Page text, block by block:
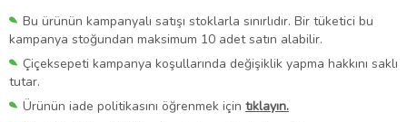
Bu ürünün kampanyalı satışı stoklarla sınırlıdır. Bir tüketici bu
kampanya stoğundan maksimum 10 adet satın alabilir.
Çiçeksepeti kampanya koşullarında değişiklik yapma hakkını saklı
tutar.
Ürünün iade politikasını öğrenmek için tıklayın.